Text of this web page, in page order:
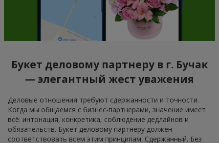
Букет деловому партнеру в г. Бучак
— элегантный жест уважения
Деловые отношения требуют сдержанности и точности.
Когда мы общаемся с бизнес-партнерами, значение имеет
всё: интонация, конкретика, соблюдение дедлайнов и
обязательств. Букет деловому партнеру должен
соответствовать всем этим принципам. Сдержанный. Без